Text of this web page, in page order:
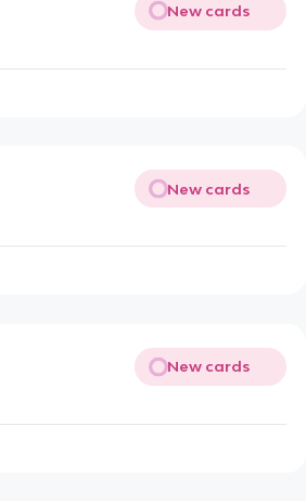
New cards
New cards
New cards